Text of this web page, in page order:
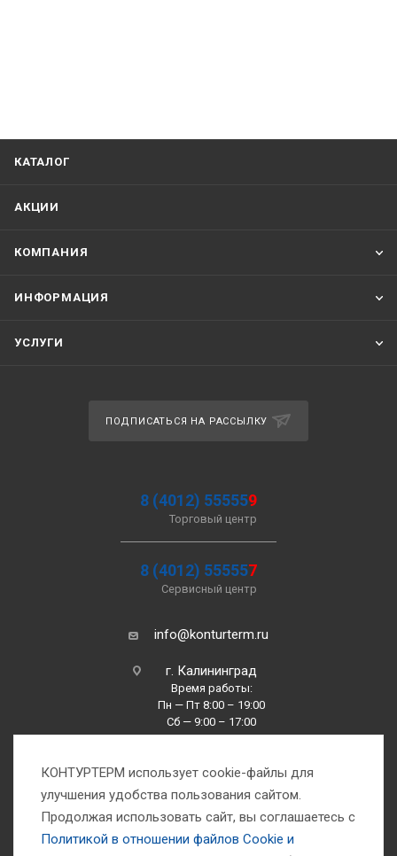
КАТАЛОГ
АКЦИИ
КОМПАНИЯ
ИНФОРМАЦИЯ
УСЛУГИ
ПОДПИСАТЬСЯ НА РАССЫЛКУ
8 (4012) 555559
Торговый центр
8 (4012) 555557
Сервисный центр
info@konturterm.ru
г. Калининград
Время работы:
Пн — Пт 8:00 – 19:00
Сб — 9:00 – 17:00
Вс —10:00 – 16:00
КОНТУРТЕРМ использует cookie-файлы для
улучшения удобства пользования сайтом.
Продолжая использовать сайт, вы соглашаетесь с
Политикой в отношении файлов Сookie и